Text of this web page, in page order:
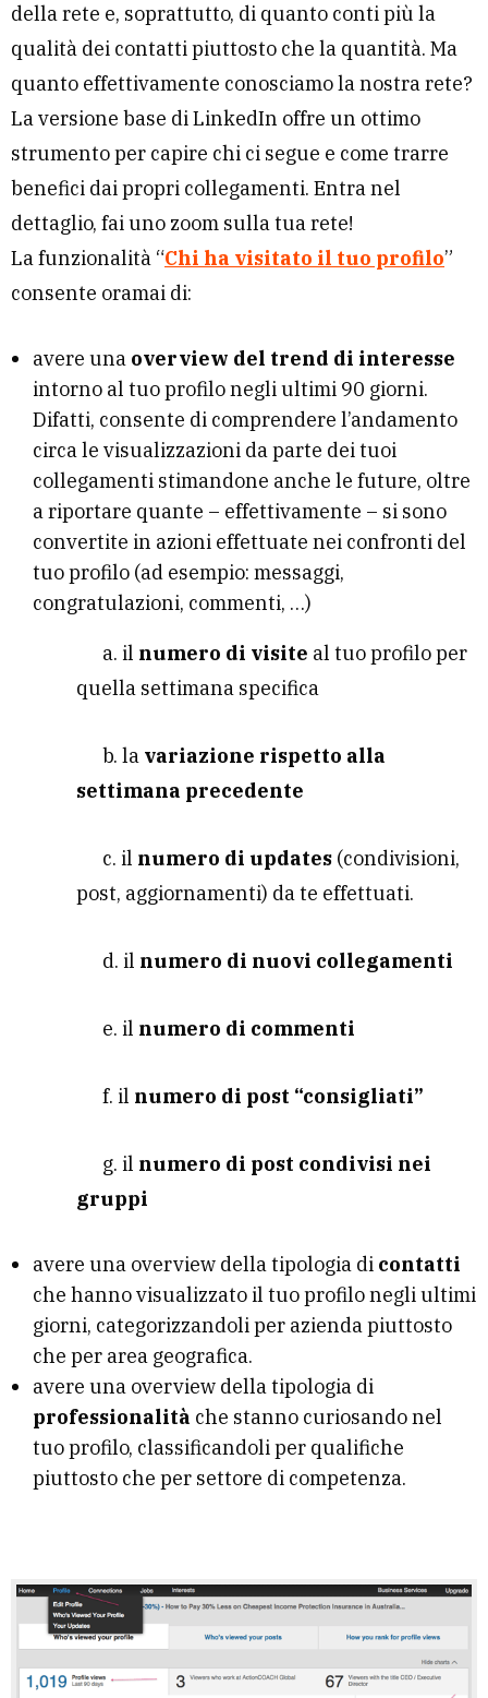
della rete e, soprattutto, di quanto conti più la
qualità dei contatti piuttosto che la quantità. Ma
quanto effettivamente conosciamo la nostra rete?
La versione base di LinkedIn offre un ottimo
strumento per capire chi ci segue e come trarre
benefici dai propri collegamenti. Entra nel
dettaglio, fai uno zoom sulla tua rete!
La funzionalità “Chi ha visitato il tuo profilo”
consente oramai di:
avere una overview del trend di interesse
intorno al tuo profilo negli ultimi 90 giorni.
Difatti, consente di comprendere l’andamento
circa le visualizzazioni da parte dei tuoi
collegamenti stimandone anche le future, oltre
a riportare quante – effettivamente – si sono
convertite in azioni effettuate nei confronti del
tuo profilo (ad esempio: messaggi,
congratulazioni, commenti, …)
a. il numero di visite al tuo profilo per
quella settimana specifica
b. la variazione rispetto alla
settimana precedente
c. il numero di updates (condivisioni,
post, aggiornamenti) da te effettuati.
d. il numero di nuovi collegamenti
e. il numero di commenti
f. il numero di post “consigliati”
g. il numero di post condivisi nei
gruppi
avere una overview della tipologia di contatti
che hanno visualizzato il tuo profilo negli ultimi
giorni, categorizzandoli per azienda piuttosto
che per area geografica.
avere una overview della tipologia di
professionalità che stanno curiosando nel
tuo profilo, classificandoli per qualifiche
piuttosto che per settore di competenza.